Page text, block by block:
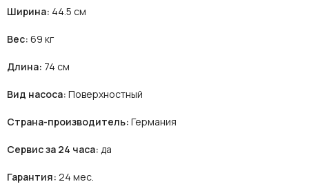
Ширина: 44.5 см
Вес: 69 кг
Длина: 74 см
Вид насоса: Поверхностный
Страна-производитель: Германия
Сервис за 24 часа: да
Гарантия: 24 мес.